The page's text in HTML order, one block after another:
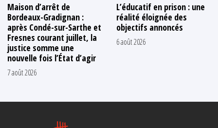
Maison d’arrêt de
Bordeaux-Gradignan :
après Condé-sur-Sarthe et
Fresnes courant juillet, la
justice somme une
nouvelle fois l’État d’agir
7 août 2026
L’éducatif en prison : une
réalité éloignée des
objectifs annoncés
6 août 2026